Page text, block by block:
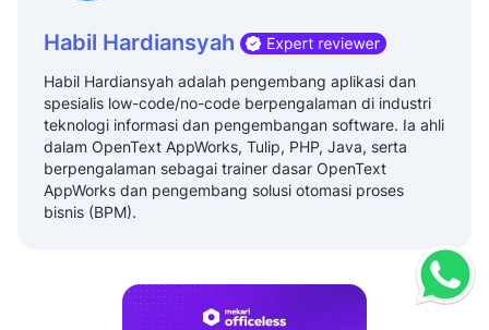
Habil Hardiansyah
Habil Hardiansyah adalah pengembang aplikasi dan
spesialis low-code/no-code berpengalaman di industri
teknologi informasi dan pengembangan software. Ia ahli
dalam OpenText AppWorks, Tulip, PHP, Java, serta
berpengalaman sebagai trainer dasar OpenText
AppWorks dan pengembang solusi otomasi proses
bisnis (BPM).